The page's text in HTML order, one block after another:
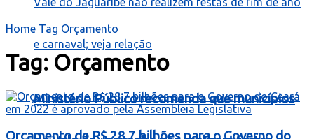
Ministério Público recomenda que municípios
Home Tag Orçamento
Tag: Orçamento
Orçamento de R$ 28,7 bilhões para o Governo do